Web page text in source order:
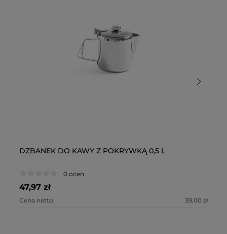
DZBANEK DO KAWY Z POKRYWKĄ 0,5 L
0 ocen
47,97 zł
Cena netto: 39,00 zł